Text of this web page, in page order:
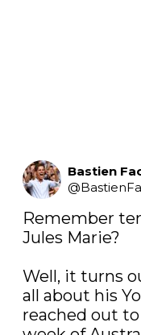
Bastien
@
Remember
Jules Marie?
Well, it turns
all about his
reached out